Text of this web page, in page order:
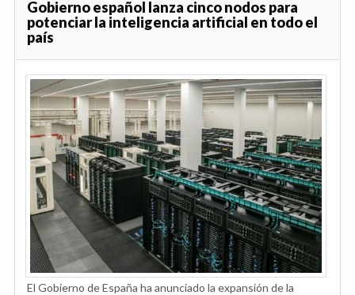
Gobierno español lanza cinco nodos para
potenciar la inteligencia artificial en todo el
país
El Gobierno de España ha anunciado la expansión de la